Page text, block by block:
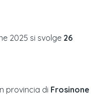
2025 si svolge 26
in provincia di Frosinone